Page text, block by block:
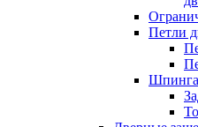
Петли